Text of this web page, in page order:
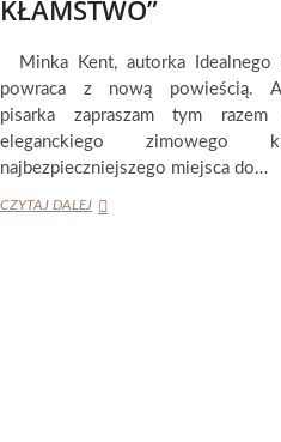
KŁAMSTWO”
Minka Kent, autorka Idealnego
powraca z nową powieścią.
pisarka zapraszam tym
eleganckiego zimowego
najbezpieczniejszego miejsca do…
CZYTAJ DALEJMINKA